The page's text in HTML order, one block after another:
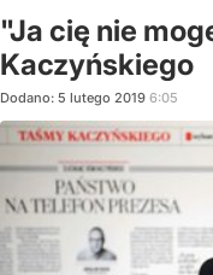
"Ja cię nie
Kaczyńskiego
Dodano: 5 lutego 2019 6:05